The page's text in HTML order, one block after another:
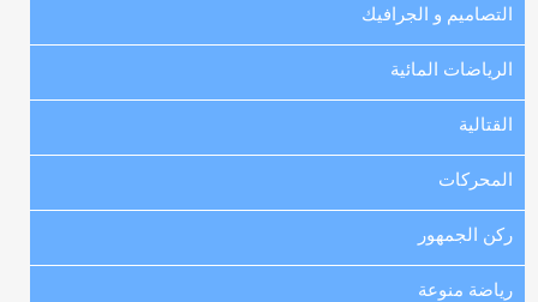
التصاميم و الجرافيك
الرياضات المائية
القتالية
المحركات
ركن الجمهور
رياضة منوعة